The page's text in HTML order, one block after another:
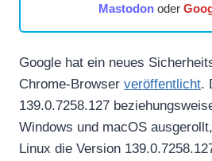
Mastodonoder
Google hat ein neues
Chrome-Browser veröffentlicht.
139.0.7258.127
Windows und macOS
Linux die Version